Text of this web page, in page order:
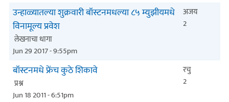
उन्हाळ्यातल्या शुक्रवारी बॉस्टनमधल्या ८५ म्युझीयमधे
विनामूल्य प्रवेश
लेखनाचा धागा
Jun 29 2017 - 9:55pm
अजय
2
बॉस्टनमधे फ्रेंच कुठे शिकावे
प्रश्न
Jun 18 2011 - 6:51pm
रचु
2